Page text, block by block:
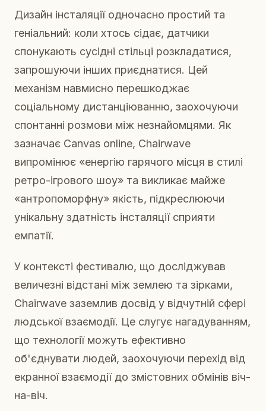
Дизайн інсталяції одночасно простий та
геніальний: коли хтось сідає, датчики
спонукають сусідні стільці розкладатися,
запрошуючи інших приєднатися. Цей
механізм навмисно перешкоджає
соціальному дистанціюванню, заохочуючи
спонтанні розмови між незнайомцями. Як
зазначає Canvas online, Chairwave
випромінює «енергію гарячого місця в стилі
ретро-ігрового шоу» та викликає майже
«антропоморфну» якість, підкреслюючи
унікальну здатність інсталяції сприяти
емпатії.
У контексті фестивалю, що досліджував
величезні відстані між землею та зірками,
Chairwave заземлив досвід у відчутній сфері
людської взаємодії. Це слугує нагадуванням,
що технології можуть ефективно
об'єднувати людей, заохочуючи перехід від
екранної взаємодії до змістовних обмінів віч-
на-віч.